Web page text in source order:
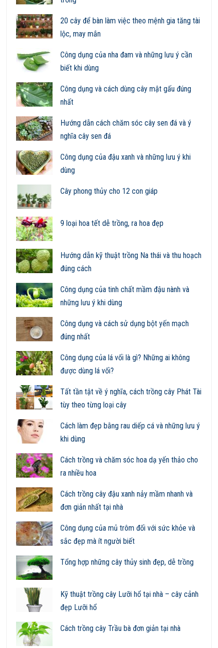
20 cây để bàn làm việc theo mệnh gia tăng tài
lộc, may mắn
Công dụng của nha đam và những lưu ý cần
biết khi dùng
Công dụng và cách dùng cây mật gấu đúng
nhất
Hướng dẫn cách chăm sóc cây sen đá và ý
nghĩa cây sen đá
Công dụng của đậu xanh và những lưu ý khi
dùng
Cây phong thủy cho 12 con giáp
9 loại hoa tết dễ trồng, ra hoa đẹp
Hướng dẫn kỹ thuật trồng Na thái và thu hoạch
đúng cách
Công dụng của tinh chất mầm đậu nành và
những lưu ý khi dùng
Công dụng và cách sử dụng bột yến mạch
đúng nhất
Công dụng của lá vối là gì? Những ai không
được dùng lá vối?
Tất tần tật về ý nghĩa, cách trồng cây Phát Tài
tùy theo từng loại cây
Cách làm đẹp bằng rau diếp cá và những lưu ý
khi dùng
Cách trồng và chăm sóc hoa dạ yến thảo cho
ra nhiều hoa
Cách trồng cây đậu xanh nảy mầm nhanh và
đơn giản nhất tại nhà
Công dụng của mủ trôm đối với sức khỏe và
sắc đẹp mà ít người biết
Tổng hợp những cây thủy sinh đẹp, dễ trồng
Kỹ thuật trồng cây Lưỡi hổ tại nhà – cây cảnh
đẹp Lưỡi hổ
Cách trồng cây Trầu bà đơn giản tại nhà